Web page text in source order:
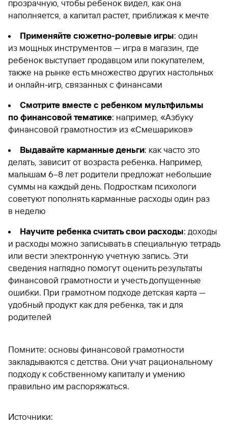
прозрачную, чтобы ребенок видел, как она
наполняется, а капитал растет, приближая к мечте
Применяйте сюжетно-ролевые игры: один
из мощных инструментов — игра в магазин, где
ребенок выступает продавцом или покупателем,
также на рынке есть множество других настольных
и онлайн-игр, связанных с финансами
Смотрите вместе с ребенком мультфильмы
по финансовой тематике: например, «Азбуку
финансовой грамотности» из «Смешариков»
Выдавайте карманные деньги: как часто это
делать, зависит от возраста ребенка. Например,
малышам 6–8 лет родители предложат небольшие
суммы на каждый день. Подросткам психологи
советуют пополнять карманные расходы один раз
в неделю
Научите ребенка считать свои расходы: доходы
и расходы можно записывать в специальную тетрадь
или вести электронную учетную запись. Эти
сведения наглядно помогут оценить результаты
финансовой грамотности и учесть допущенные
ошибки. При грамотном подходе детская карта —
удобный продукт как для ребенка, так и для
родителей
Помните: основы финансовой грамотности
закладываются с детства. Они учат рациональному
подходу к собственному капиталу и умению
правильно им распоряжаться.
Источники: